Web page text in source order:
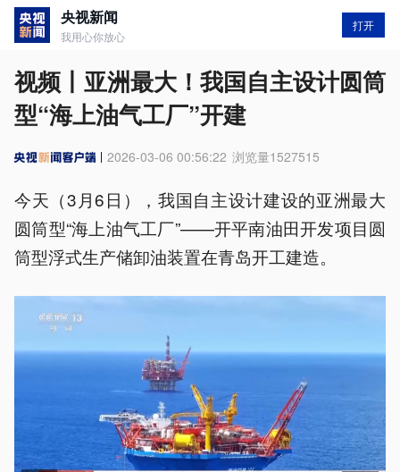
央视新闻
我用心你放心
打开
视频丨亚洲最大！我国自主设计圆筒
型“海上油气工厂”开建
2026-03-06 00:56:22 浏览量1527515
今天（3月6日），我国自主设计建设的亚洲最大
圆筒型“海上油气工厂”——开平南油田开发项目圆
筒型浮式生产储卸油装置在青岛开工建造。